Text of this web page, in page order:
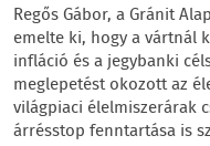
Regős Gábor, a Gránit
emelte ki, hogy a vártnál
infláció és a jegybanki
meglepetést okozott az
világpiaci élelmiszerárak
árrésstop fenntartása is